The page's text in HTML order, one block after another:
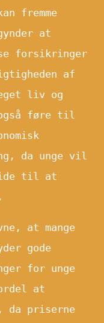
fremme
at
forsikringer
af
liv og
også føre til
da unge vil
til at
at mange
gode
for unge
at
da priserne